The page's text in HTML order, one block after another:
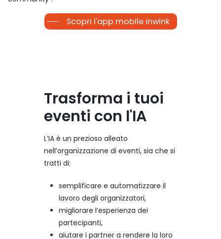
Scopri l'app mobile inwink
Trasforma i tuoi
eventi con l'IA
L’IA è un prezioso alleato
nell’organizzazione di eventi, sia che si
tratti di:
semplificare e automatizzare il
lavoro degli organizzatori,
migliorare l’esperienza dei
partecipanti,
aiutare i partner a rendere la loro